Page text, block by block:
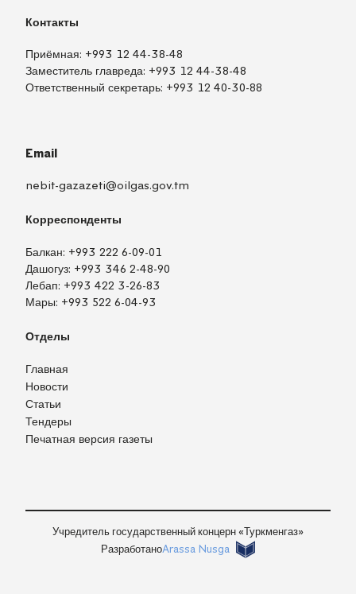
Контакты
Приёмная: +993 12 44-38-48
Заместитель главреда: +993 12 44-38-48
Ответственный секретарь: +993 12 40-30-88
Email
nebit-gazazeti@oilgas.gov.tm
Корреспонденты
Балкан: +993 222 6-09-01
Дашогуз: +993 346 2-48-90
Лебап: +993 422 3-26-83
Мары: +993 522 6-04-93
Отделы
Главная
Новости
Статьи
Тендеры
Печатная версия газеты
Учредитель государственный концерн «Туркменгаз»
РазработаноArassa Nusga